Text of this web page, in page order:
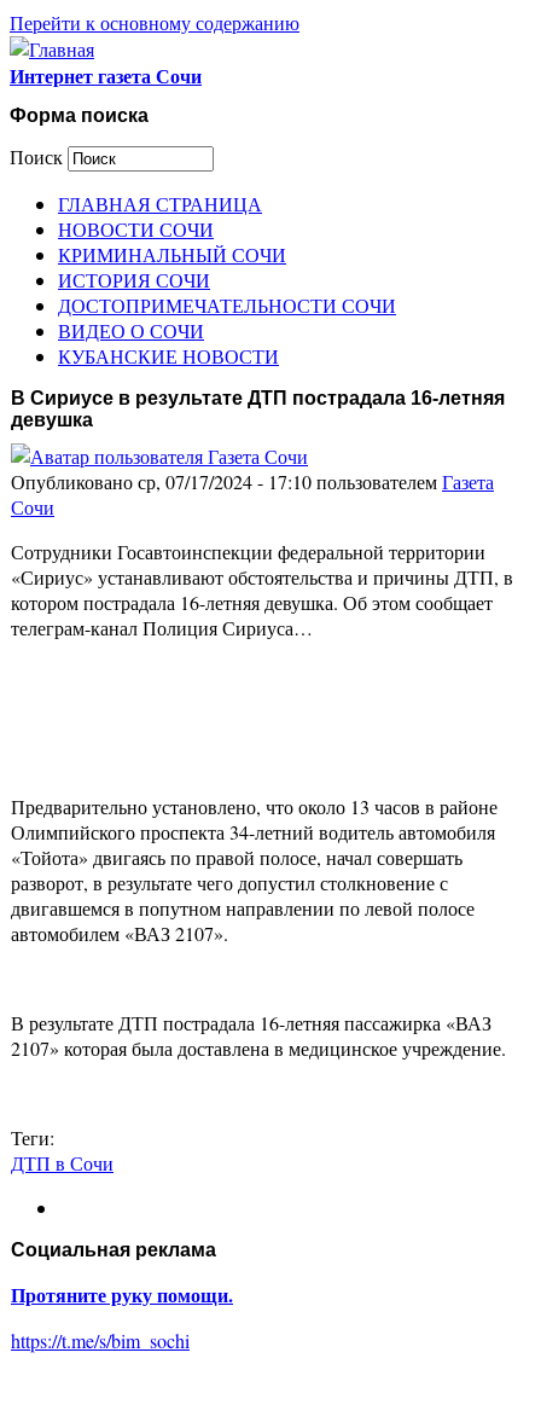
Перейти к основному содержанию
Интернет газета Сочи
Форма поиска
Поиск
ГЛАВНАЯ СТРАНИЦА
НОВОСТИ СОЧИ
КРИМИНАЛЬНЫЙ СОЧИ
ИСТОРИЯ СОЧИ
ДОСТОПРИМЕЧАТЕЛЬНОСТИ СОЧИ
ВИДЕО О СОЧИ
КУБАНСКИЕ НОВОСТИ
В Сириусе в результате ДТП пострадала 16-летняя
девушка
Опубликовано ср, 07/17/2024 - 17:10 пользователемГазета
Сочи
Сотрудники Госавтоинспекции федеральной территории
«Сириус» устанавливают обстоятельства и причины ДТП, в
котором пострадала 16-летняя девушка. Об этом сообщает
телеграм-канал Полиция Сириуса…
Предварительно установлено, что около 13 часов в районе
Олимпийского проспекта 34-летний водитель автомобиля
«Тойота» двигаясь по правой полосе, начал совершать
разворот, в результате чего допустил столкновение с
двигавшемся в попутном направлении по левой полосе
автомобилем «ВАЗ 2107».
В результате ДТП пострадала 16-летняя пассажирка «ВАЗ
2107» которая была доставлена в медицинское учреждение.
Теги:
ДТП в Сочи
Социальная реклама
Протяните руку помощи.
https://t.me/s/bim_sochi